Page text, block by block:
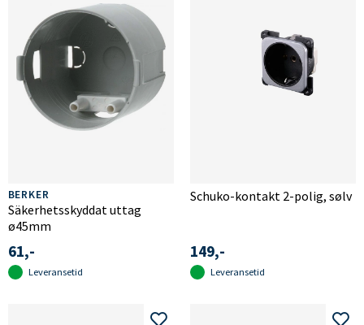
BERKER
Säkerhetsskyddat uttag
ø45mm
61,-
Leveransetid
Schuko-kontakt 2-polig, sølv
149,-
Leveransetid